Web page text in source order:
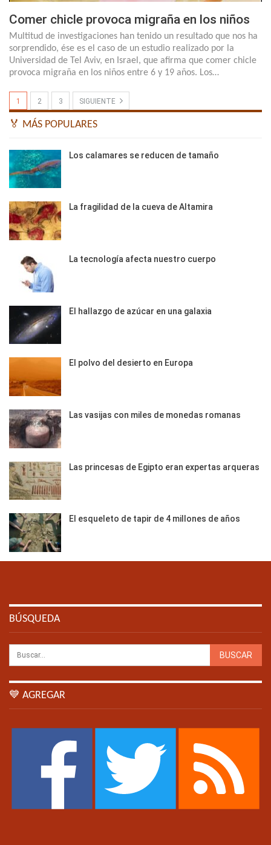
Comer chicle provoca migraña en los niños
Multitud de investigaciones han tenido un resultado que nos ha
sorprendido, ése es el caso de un estudio realizado por la
Universidad de Tel Aviv, en Israel, que afirma que comer chicle
provoca migraña en los niños entre 6 y 19 años. Los…
1 2 3 SIGUIENTE
🏅 MÁS POPULARES
Los calamares se reducen de tamaño
La fragilidad de la cueva de Altamira
La tecnología afecta nuestro cuerpo
El hallazgo de azúcar en una galaxia
El polvo del desierto en Europa
Las vasijas con miles de monedas romanas
Las princesas de Egipto eran expertas arqueras
El esqueleto de tapir de 4 millones de años
BÚSQUEDA
💙 AGREGAR